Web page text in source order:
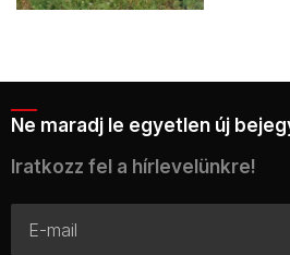
Ne maradj le egyetlen új
Iratkozz fel a hírlevelünkre!